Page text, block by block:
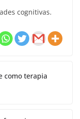
cognitivas.
como terapia